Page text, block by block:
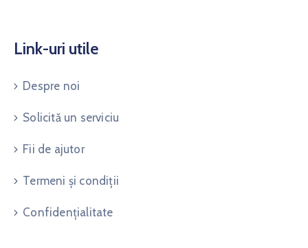
Link-uri utile
Despre noi
Solicită un serviciu
Fii de ajutor
Termeni și condiții
Confidențialitate